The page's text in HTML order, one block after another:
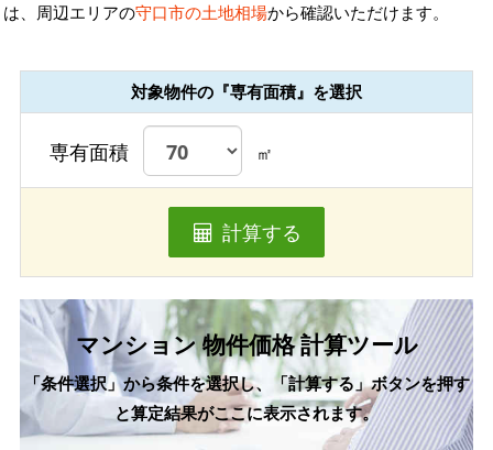
は、周辺エリアの守口市の土地相場から確認いただけます。
対象物件の『専有面積』を選択
専有面積 ㎡
計算する
マンション 物件価格 計算ツール
「条件選択」から条件を選択し、「計算する」ボタンを押す
と算定結果がここに表示されます。